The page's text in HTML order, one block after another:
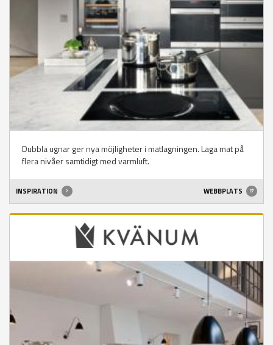
Dubbla ugnar ger nya möjligheter i matlagningen. Laga mat på
flera nivåer samtidigt med varmluft.
INSPIRATION WEBBPLATS